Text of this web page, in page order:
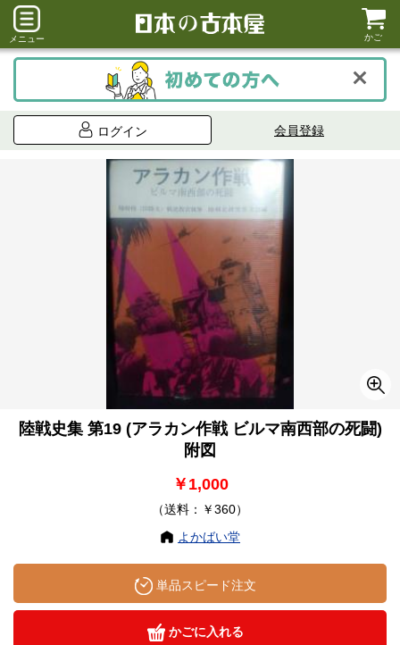
メニュー かご
ログイン 会員登録
陸戦史集 第19 (アラカン作戦 ビルマ南西部の死闘)
附図
￥1,000
（送料：￥360）
よかばい堂
単品スピード注文
かごに入れる